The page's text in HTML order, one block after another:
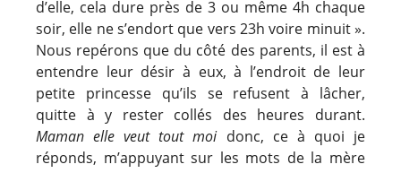
d’elle, cela dure près de 3 ou même 4h chaque
soir, elle ne s’endort que vers 23h voire minuit ».
Nous repérons que du côté des parents, il est à
entendre leur désir à eux, à l’endroit de leur
petite princesse qu’ils se refusent à lâcher,
quitte à y rester collés des heures durant.
Maman elle veut tout moidonc, ce à quoi je
réponds, m’appuyant sur les mots de la mère